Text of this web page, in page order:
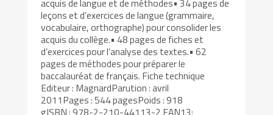
acquis de langue et de méthodes• 34 pages de
leçons et d’exercices de langue (grammaire,
vocabulaire, orthographe) pour consolider les
acquis du collège.• 48 pages de fiches et
d’exercices pour l’analyse des textes.• 62
pages de méthodes pour préparer le
baccalauréat de français. Fiche technique
Editeur : MagnardParution : avril
2011Pages : 544 pagesPoids : 918